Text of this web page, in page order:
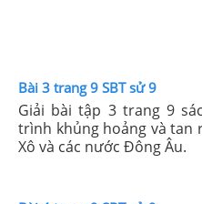
Bài 3 trang 9 SBT sử 9
Giải bài tập 3 trang 9
trình khủng hoảng và tan
Xô và các nước Đông Âu.